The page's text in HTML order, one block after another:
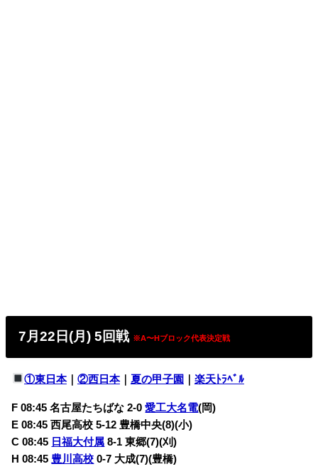
7月22日(月) 5回戦 ※A〜Hブロック代表決定戦
①東日本｜ ②西日本｜ 夏の甲子園 ｜ 楽天ﾄﾗﾍﾞﾙ
F 08:45 名古屋たちばな 2-0愛工大名電(岡)
E 08:45 西尾高校 5-12 豊橋中央(8)(小)
C 08:45 日福大付属 8-1 東郷(7)(刈)
H 08:45 豊川高校 0-7 大成(7)(豊橋)